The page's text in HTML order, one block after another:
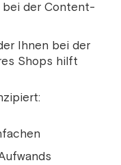
der Content-
Ihnen bei der
Shops hilft